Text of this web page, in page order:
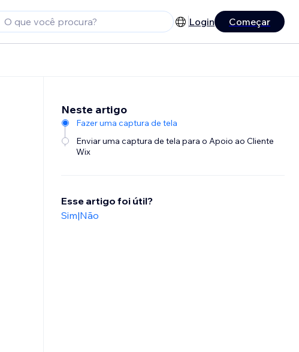
Login Começar
Neste artigo
Fazer uma captura de tela
Enviar uma captura de tela para o Apoio ao Cliente
Wix
Esse artigo foi útil?
Sim|Não